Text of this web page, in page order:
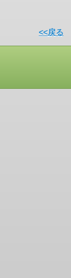
<<戻る